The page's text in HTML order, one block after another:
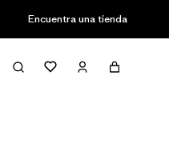
Encuentra una tienda
Filter & Sort